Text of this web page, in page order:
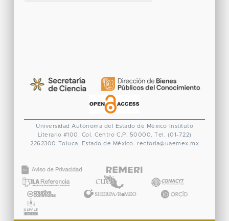
Universidad Autónoma del Estado de México
Instituto
Literario #100. Col. Centro C.P. 50000. Tel. (01-722)
2262300 Toluca, Estado de México. rectoria@uaemex.mx